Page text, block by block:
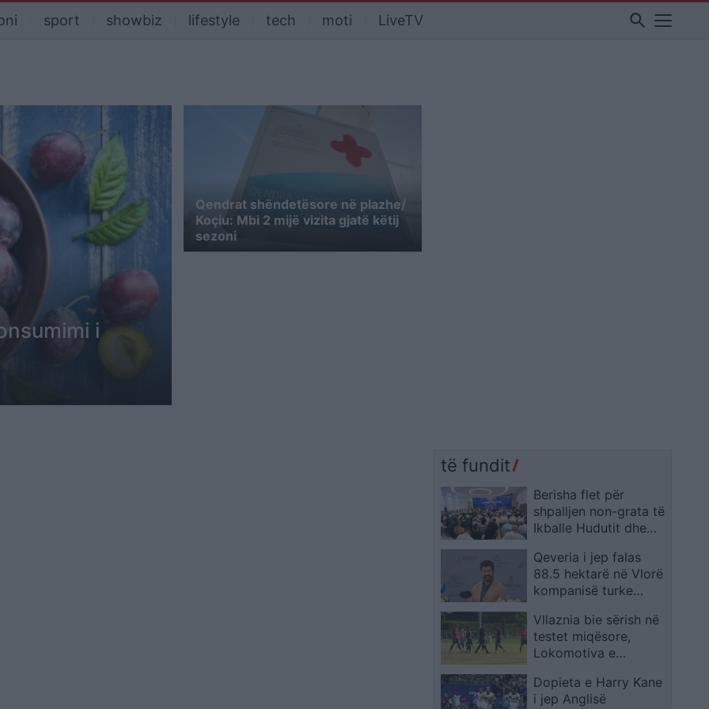
sport showbiz lifestyle tech moti LiveTV search
i
Qendrat shëndetësore në plazhe/
Koçiu: Mbi 2 mijë vizita gjatë këtij
sezoni
të fundit
Berisha flet për
shpalljen non-grata të
Ikballe Hudutit dhe
Ahmedinaxhadin
Qeveria i jep falas
88.5 hektarë në Vlorë
kompanisë turke
Vllaznia bie sërish në
testet miqësore,
Lokomotiva e
shkodranët në
Slloveni
Dopieta e Harry Kane
i jep Anglisë